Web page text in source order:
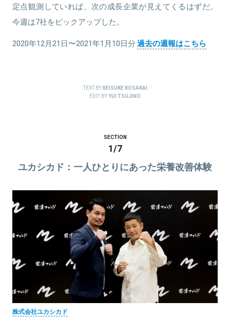
定点観測していれば、次の成長企業が見えてくるはずだ。
今週は7社をピックアップした。
2020年12月21日〜2021年1月10日分過去の週報はこちら
TEXT BYKEISUKE KOSAKAI
EDIT BYYUI TSUJINO
SECTION
1/7
ユカシカド：一人ひとりにあった栄養改善体験
株式会社ユカシカド